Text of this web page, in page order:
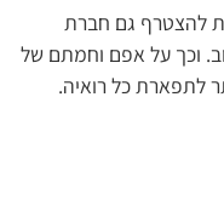
להצטרף גם חברת
הרחוב. וכך על אפם וחמתם של
לתפארת כל רואיה.